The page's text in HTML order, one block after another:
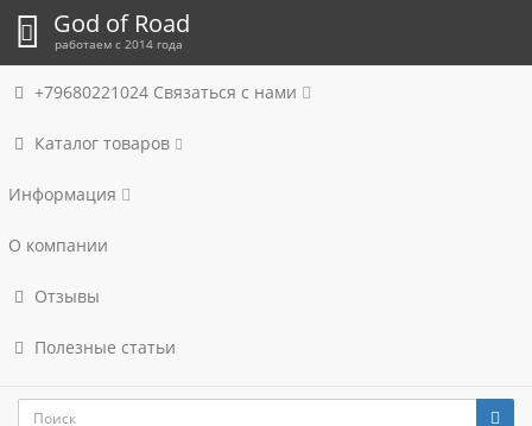
God of Road
работаем с 2014 года
+79680221024 Связаться с нами
Каталог товаров
Информация
О компании
Отзывы
Полезные статьи